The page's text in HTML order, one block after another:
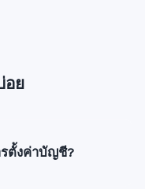
อย
ตั้งค่าบัญชี?